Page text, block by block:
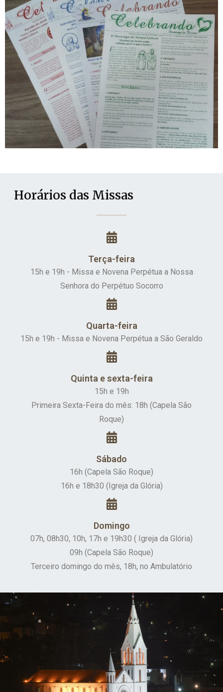
Horários das Missas
Terça-feira
15h e 19h - Missa e Novena Perpétua a Nossa
Senhora do Perpétuo Socorro
Quarta-feira
15h e 19h - Missa e Novena Perpétua a São Geraldo
Quinta e sexta-feira
15h e 19h
Primeira Sexta-Feira do mês: 18h (Capela São
Roque)
Sábado
16h (Capela São Roque)
16h e 18h30 (Igreja da Glória)
Domingo
07h, 08h30, 10h, 17h e 19h30 ( Igreja da Glória)
09h (Capela São Roque)
Terceiro domingo do mês, 18h, no Ambulatório